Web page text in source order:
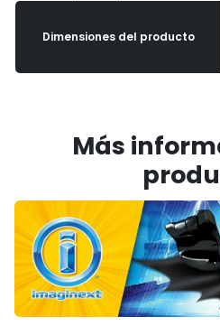
Dimensiones del producto
Más